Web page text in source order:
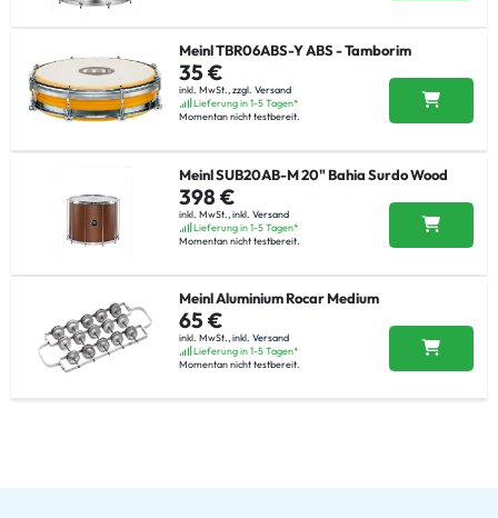
Meinl TBR06ABS-Y ABS - Tamborim
35 €
inkl. MwSt.,zzgl. Versand
Lieferung in 1-5 Tagen*
Momentan nicht testbereit.
Meinl SUB20AB-M 20" Bahia Surdo Wood
398 €
inkl. MwSt., inkl. Versand
Lieferung in 1-5 Tagen*
Momentan nicht testbereit.
Meinl Aluminium Rocar Medium
65 €
inkl. MwSt., inkl. Versand
Lieferung in 1-5 Tagen*
Momentan nicht testbereit.